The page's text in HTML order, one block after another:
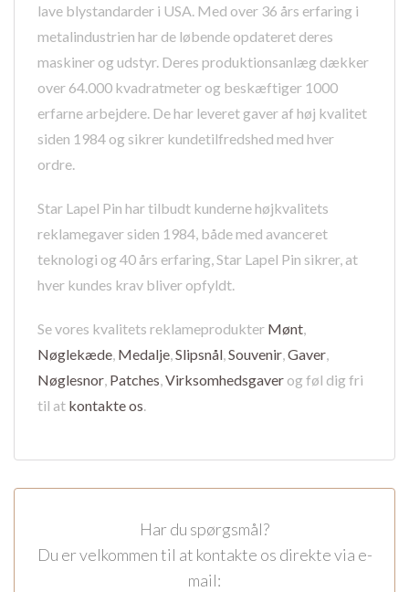
lave blystandarder i USA. Med over 36 års erfaring i
metalindustrien har de løbende opdateret deres
maskiner og udstyr. Deres produktionsanlæg dækker
over 64.000 kvadratmeter og beskæftiger 1000
erfarne arbejdere. De har leveret gaver af høj kvalitet
siden 1984 og sikrer kundetilfredshed med hver
ordre.
Star Lapel Pin har tilbudt kunderne højkvalitets
reklamegaver siden 1984, både med avanceret
teknologi og 40 års erfaring, Star Lapel Pin sikrer, at
hver kundes krav bliver opfyldt.
Se vores kvalitets reklameprodukter Mønt,
Nøglekæde, Medalje,Slipsnål,Souvenir,Gaver,
Nøglesnor, Patches,Virksomhedsgaver og føl dig fri
til at kontakte os.
Har du spørgsmål?
Du er velkommen til at kontakte os direkte via e-
mail: